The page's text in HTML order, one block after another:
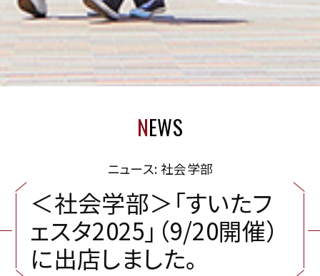
NEWS
ニュース: 社会学部
＜社会学部＞「すいたフ
ェスタ2025 」 （9/20開催）
に出店しました。